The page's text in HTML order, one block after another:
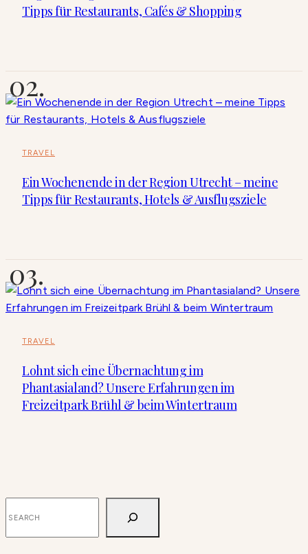
Tipps für Restaurants, Cafés & Shopping
TRAVEL
Ein Wochenende in der Region Utrecht – meine
Tipps für Restaurants, Hotels & Ausflugsziele
TRAVEL
Lohnt sich eine Übernachtung im
Phantasialand? Unsere Erfahrungen im
Freizeitpark Brühl & beim Wintertraum